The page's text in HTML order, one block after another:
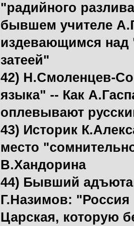
"радийного
бывшем учителе
издевающимся над
затеей"
42) Н.Смоленцев-
языка" -- Как
оплевывают
43) Историк
место
В.Хандорина
44) Бывший
Г.Назимов: "Россия
Царская, которую